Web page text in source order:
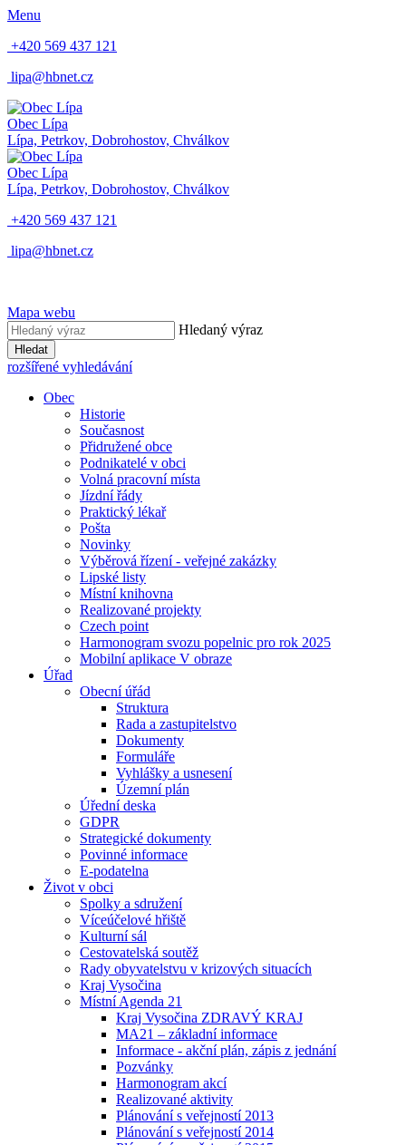
Menu
+420 569 437 121
lipa@hbnet.cz
Obec Lípa
Lípa, Petrkov, Dobrohostov, Chválkov
Obec Lípa
Lípa, Petrkov, Dobrohostov, Chválkov
+420 569 437 121
lipa@hbnet.cz
Mapa webu
Hledaný výraz
Hledat
rozšířené vyhledávání
Obec
Historie
Současnost
Přidružené obce
Podnikatelé v obci
Volná pracovní místa
Jízdní řády
Praktický lékař
Pošta
Novinky
Výběrová řízení - veřejné zakázky
Lipské listy
Místní knihovna
Realizované projekty
Czech point
Harmonogram svozu popelnic pro rok 2025
Mobilní aplikace V obraze
Úřad
Obecní úřád
Struktura
Rada a zastupitelstvo
Dokumenty
Formuláře
Vyhlášky a usnesení
Územní plán
Úřední deska
GDPR
Strategické dokumenty
Povinné informace
E-podatelna
Život v obci
Spolky a sdružení
Víceúčelové hřiště
Kulturní sál
Cestovatelská soutěž
Rady obyvatelstvu v krizových situacích
Kraj Vysočina
Místní Agenda 21
Kraj Vysočina ZDRAVÝ KRAJ
MA21 – základní informace
Informace - akční plán, zápis z jednání
Pozvánky
Harmonogram akcí
Realizované aktivity
Plánování s veřejností 2013
Plánování s veřejností 2014